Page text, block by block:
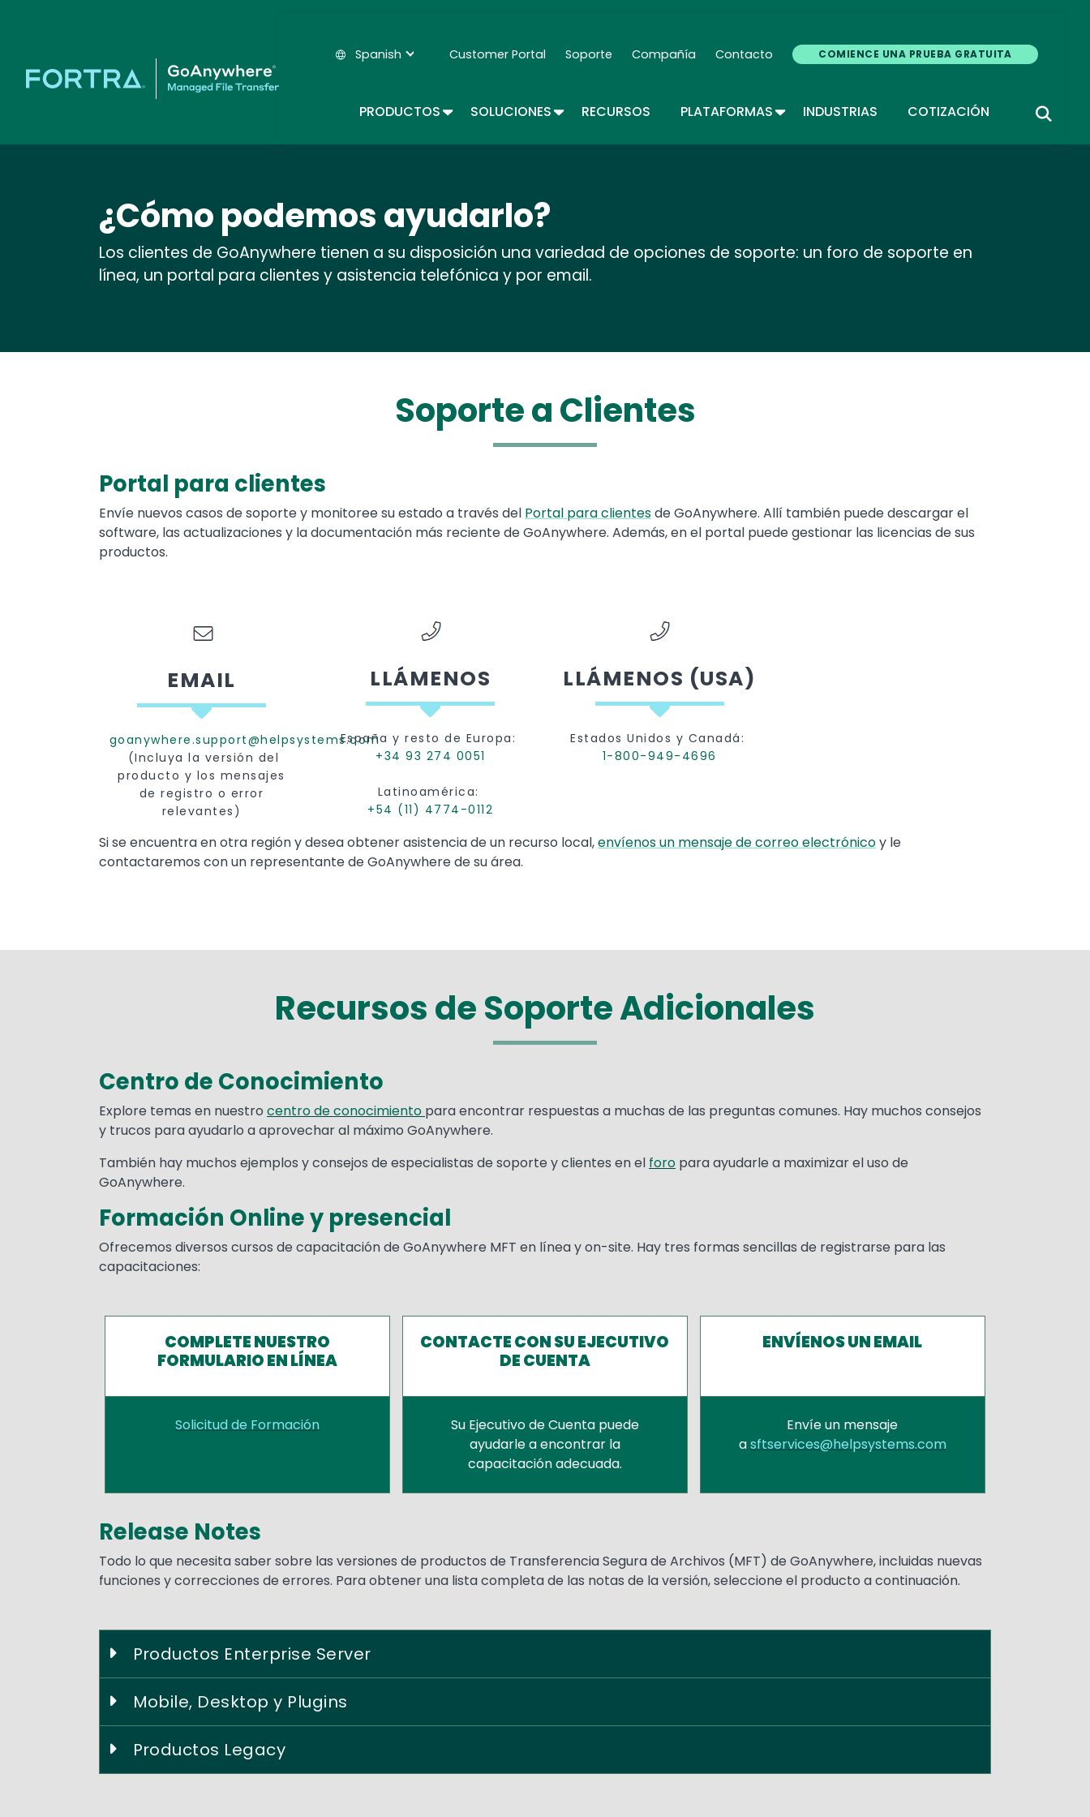
main
Spanish Secondary Navigation - Espanol
Customer Portal Soporte Compañía Contacto COMIENCE UNA PRUEBA GRATUITA
PRODUCTOSTOGGLE DROPDOWN
SOLUCIONESTOGGLE DROPDOWN
RECURSOS PLATAFORMASTOGGLE DROPDOWN
INDUSTRIAS COTIZACIÓN
¿Cómo podemos ayudarlo?
Los clientes de GoAnywhere tienen a su disposición una variedad de opciones de soporte: un foro de soporte en
línea, un portal para clientes y asistencia telefónica y por email.
Soporte a Clientes
Text
Portal para clientes
Envíe nuevos casos de soporte y monitoree su estado a través del Portal para clientesde GoAnywhere. Allí también puede descargar el
software, las actualizaciones y la documentación más reciente de GoAnywhere. Además, en el portal puede gestionar las licencias de sus
productos.
EMAIL
goanywhere.support@helpsystems.com
(Incluya la versión del
producto y los mensajes
de registro o error
relevantes)
LLÁMENOS
España y resto de Europa:
+34 93 274 0051
Latinoamérica:
+54 (11) 4774-0112
LLÁMENOS (USA)
Estados Unidos y Canadá:
1-800-949-4696
Text
Si se encuentra en otra región y desea obtener asistencia de un recurso local,envíenos un mensaje de correo electrónicoy le
contactaremos con un representante de GoAnywhere de su área.
Recursos de Soporte Adicionales
Text
Centro de Conocimiento
Explore temas en nuestro centro de conocimiento para encontrar respuestas a muchas de las preguntas comunes. Hay muchos consejos
y trucos para ayudarlo a aprovechar al máximo GoAnywhere.
También hay muchos ejemplos y consejos de especialistas de soporte y clientes en el foro para ayudarle a maximizar el uso de
GoAnywhere.
Formación Online y presencial
Ofrecemos diversos cursos de capacitación de GoAnywhere MFT en línea y on-site. Hay tres formas sencillas de registrarse para las
capacitaciones:
COMPLETE NUESTRO
FORMULARIO EN LÍNEA
Solicitud de Formación
CONTACTE CON SU EJECUTIVO
DE CUENTA
Su Ejecutivo de Cuenta puede
ayudarle a encontrar la
capacitación adecuada.
ENVÍENOS UN EMAIL
Envíe un mensaje
asftservices@helpsystems.com
Text
Release Notes
Todo lo que necesita saber sobre las versiones de productos de Transferencia Segura de Archivos (MFT) de GoAnywhere, incluidas nuevas
funciones y correcciones de errores. Para obtener una lista completa de las notas de la versión, seleccione el producto a continuación.
Productos Enterprise Server
Mobile, Desktop y Plugins
Productos Legacy